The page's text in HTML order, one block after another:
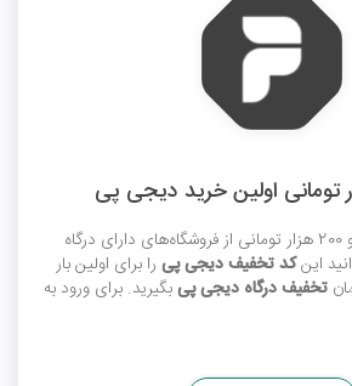
با حداقل خرید 1 میلیون و 200 هزار تومانی از فروشگاه‌های دارای درگاه
اینکد تخفیف دیجی پی را برای اولین بار
تخفیف درگاه دیجی پیبگیرید. برای ورود به